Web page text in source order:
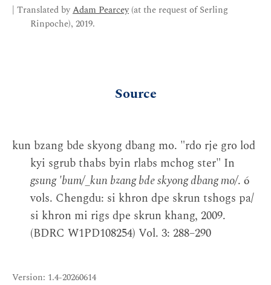
| Translated byAdam Pearcey(at the request of Serling
Rinpoche), 2019.
Source
kun bzang bde skyong dbang mo. "rdo rje gro lod
kyi sgrub thabs byin rlabs mchog ster" In
gsung 'bum/_kun bzang bde skyong dbang mo/. 6
vols. Chengdu: si khron dpe skrun tshogs pa/
si khron mi rigs dpe skrun khang, 2009.
(BDRC W1PD108254) Vol. 3: 288–290
Version: 1.4-20260614